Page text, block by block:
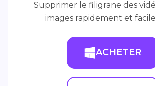
Supprimer le filigrane des
images rapidement et
ACHETER